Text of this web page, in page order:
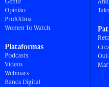
Opinião
ProXXIma
Women To Watch
Plataformas
Podcasts
Vídeos
Webinars
Banca Digital